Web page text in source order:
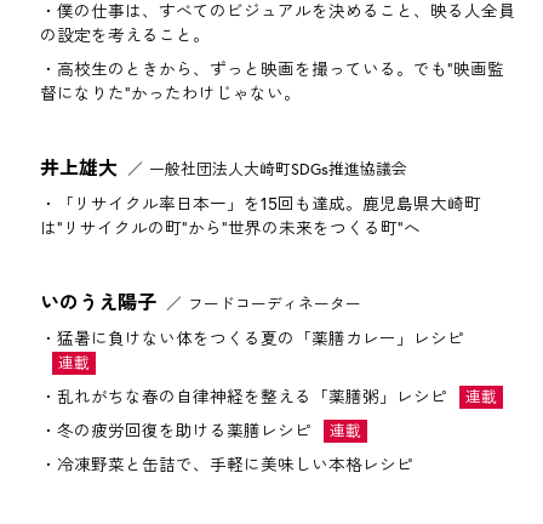
僕の仕事は、すべてのビジュアルを決めること、映る人全員
の設定を考えること。
高校生のときから、ずっと映画を撮っている。でも"映画監
督になりた"かったわけじゃない。
井上雄大
一般社団法人大崎町SDGs推進協議会
「リサイクル率日本一」を15回も達成。鹿児島県大崎町
は"リサイクルの町"から"世界の未来をつくる町"へ
いのうえ陽子
フードコーディネーター
猛暑に負けない体をつくる夏の「薬膳カレー」レシピ
乱れがちな春の自律神経を整える「薬膳粥」レシピ
冬の疲労回復を助ける薬膳レシピ
冷凍野菜と缶詰で、手軽に美味しい本格レシピ